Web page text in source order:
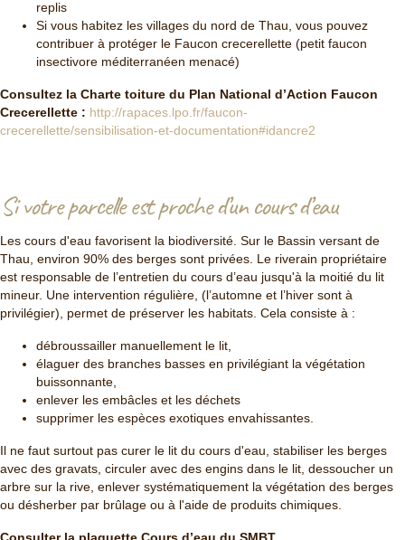
replis
Si vous habitez les villages du nord de Thau, vous pouvez
contribuer à protéger le Faucon crecerellette (petit faucon
insectivore méditerranéen menacé)
Consultez la Charte toiture du Plan National d’Action Faucon
Crecerellette : http://rapaces.lpo.fr/faucon-
crecerellette/sensibilisation-et-documentation#idancre2
Si votre parcelle est proche d’un cours d’eau
Les cours d'eau favorisent la biodiversité. Sur le Bassin versant de
Thau, environ 90% des berges sont privées. Le riverain propriétaire
est responsable de l’entretien du cours d’eau jusqu'à la moitié du lit
mineur. Une intervention régulière, (l’automne et l’hiver sont à
privilégier), permet de préserver les habitats. Cela consiste à :
débroussailler manuellement le lit,
élaguer des branches basses en privilégiant la végétation
buissonnante,
enlever les embâcles et les déchets
supprimer les espèces exotiques envahissantes.
Il ne faut surtout pas curer le lit du cours d'eau, stabiliser les berges
avec des gravats, circuler avec des engins dans le lit, dessoucher un
arbre sur la rive, enlever systématiquement la végétation des berges
ou désherber par brûlage ou à l'aide de produits chimiques.
Consulter la plaquette Cours d’eau du SMBT